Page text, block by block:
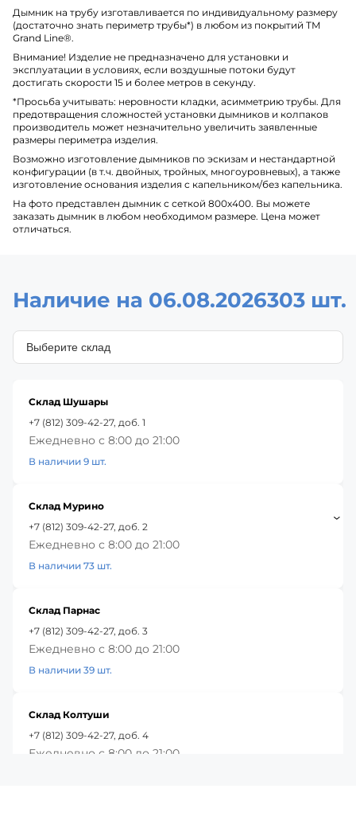
Дымник на трубу изготавливается по индивидуальному размеру
(достаточно знать периметр трубы*) в любом из покрытий ТМ
Grand Line®.
Внимание! Изделие не предназначено для установки и
эксплуатации в условиях, если воздушные потоки будут
достигать скорости 15 и более метров в секунду.
*Просьба учитывать: неровности кладки, асимметрию трубы. Для
предотвращения сложностей установки дымников и колпаков
производитель может незначительно увеличить заявленные
размеры периметра изделия.
Возможно изготовление дымников по эскизам и нестандартной
конфигурации (в т.ч. двойных, тройных, многоуровневых), а также
изготовление основания изделия с капельником/без капельника.
На фото представлен дымник с сеткой 800х400. Вы можете
заказать дымник в любом необходимом размере. Цена может
отличаться.
Наличие на 06.08.2026303 шт.
Склад Шушары
+7 (812) 309-42-27, доб. 1
Ежедневно с 8:00 до 21:00
В наличии 9 шт.
Склад Мурино
+7 (812) 309-42-27, доб. 2
Ежедневно с 8:00 до 21:00
В наличии 73 шт.
Склад Парнас
+7 (812) 309-42-27, доб. 3
Ежедневно с 8:00 до 21:00
В наличии 39 шт.
Склад Колтуши
+7 (812) 309-42-27, доб. 4
Ежедневно с 8:00 до 21:00